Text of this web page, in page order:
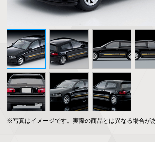
※写真はイメージです。実際の商品とは異なる場合があ